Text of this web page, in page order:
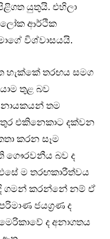
යුතුයි. එහිලා
ලෝක ආර්ථික
විශ්වාසයයි.
හැක්කේ තරඟය සමග
තුළ බව
නායකයන් තම
එකිනෙකාට දක්වන
කරන සෑම
ගෞරවනීය බව ද
ම තරඟකාරීත්වය
ගමන් කරන්නේ නම් ඒ
ජයග්‍රණ ද
ද අනාගතය